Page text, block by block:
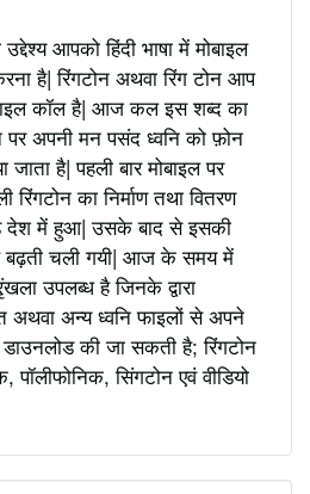
आपको हिंदी भाषा में मोबाइल
है| रिंगटोन अथवा रिंग टोन आप
कॉल है| आज कल इस शब्द का
पर अपनी मन पसंद ध्वनि को फ़ोन
है| पहली बार मोबाइल पर
का निर्माण तथा वितरण
में हुआ| उसके बाद से इसकी
बढ़ती चली गयी| आज के समय में
उपलब्ध है जिनके द्वारा
अथवा अन्य ध्वनि फाइलों से अपने
की जा सकती है; रिंगटोन
सिंगटोन एवं वीडियो